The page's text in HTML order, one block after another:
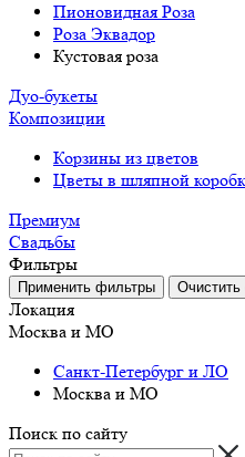
Пионовидная Роза
Роза Эквадор
Кустовая роза
Дуо-букеты
Композиции
Корзины из цветов
Цветы в шляпной
Премиум
Свадьбы
Фильтры
Локация
Москва и МО
Санкт-Петербург и ЛО
Москва и МО
Поиск по сайту